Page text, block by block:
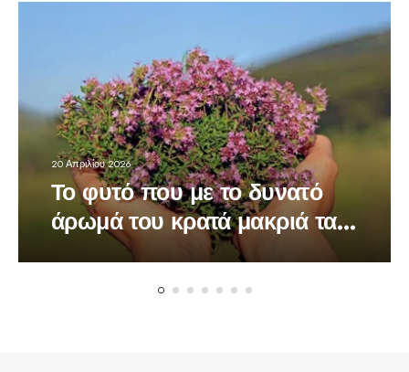
20 Απριλίου 2026
Το φυτό που με το δυνατό
άρωμά του κρατά μακριά τα
κουνούπια